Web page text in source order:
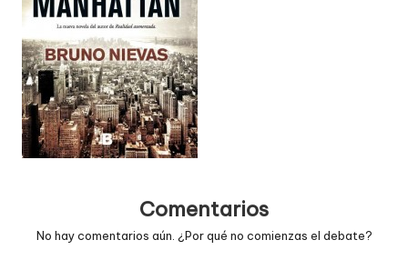
Comentarios
No hay comentarios aún. ¿Por qué no comienzas el debate?